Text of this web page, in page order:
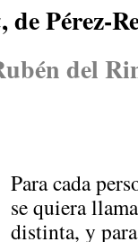
, de Pérez-
del
Para cada
se quiera
distinta, y